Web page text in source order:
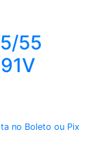
55
no Boleto ou Pix